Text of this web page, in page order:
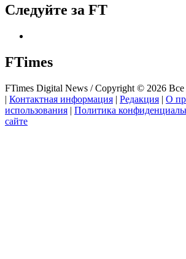
Следуйте за FT
FTimes
FTimes Digital News / Copyright © 2026
| Контактная информация | Редакция | О
использования | Политика
сайте